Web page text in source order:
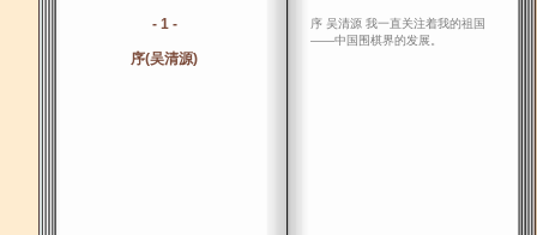
- 1 -
序(吴清源)
序 吴清源 我一直关注着我的祖国
――中国围棋界的发展。